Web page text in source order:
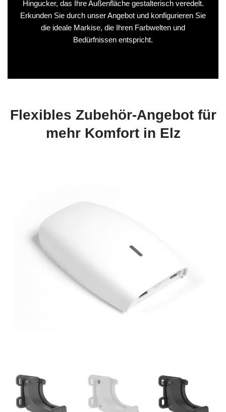
Hingucker, das Ihre Außenfläche gestalterisch veredelt.
Erkunden Sie durch unser Angebot und konfigurieren Sie
die ideale Markise, die Ihren Farbwelten und
Bedürfnissen entspricht.
Flexibles Zubehör-Angebot für
mehr Komfort in Elz